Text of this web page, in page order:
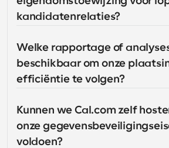
kandidatenrelaties?
Welke rapportage of
beschikbaar om onze
efficiëntie te volgen?
Kunnen we Cal.com zelf
onze
voldoen?